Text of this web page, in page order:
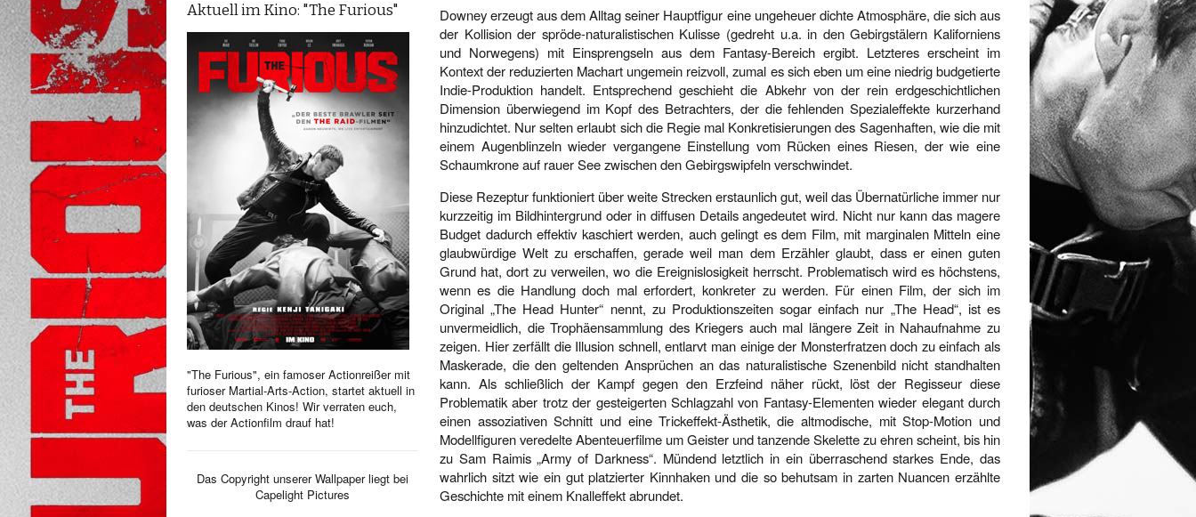
Aktuell im Kino: "The Furious"
"The Furious", ein famoser Actionreißer mit
furioser Martial-Arts-Action, startet aktuell in
den deutschen Kinos! Wir verraten euch,
was der Actionfilm drauf hat!
Das Copyright unserer Wallpaper liegt bei
Capelight Pictures
Downey erzeugt aus dem Alltag seiner Hauptfigur eine ungeheuer dichte Atmosphäre, die sich aus
der Kollision der spröde-naturalistischen Kulisse (gedreht u.a. in den Gebirgstälern Kaliforniens
und Norwegens) mit Einsprengseln aus dem Fantasy-Bereich ergibt. Letzteres erscheint im
Kontext der reduzierten Machart ungemein reizvoll, zumal es sich eben um eine niedrig budgetierte
Indie-Produktion handelt. Entsprechend geschieht die Abkehr von der rein erdgeschichtlichen
Dimension überwiegend im Kopf des Betrachters, der die fehlenden Spezialeffekte kurzerhand
hinzudichtet. Nur selten erlaubt sich die Regie mal Konkretisierungen des Sagenhaften, wie die mit
einem Augenblinzeln wieder vergangene Einstellung vom Rücken eines Riesen, der wie eine
Schaumkrone auf rauer See zwischen den Gebirgswipfeln verschwindet.
Diese Rezeptur funktioniert über weite Strecken erstaunlich gut, weil das Übernatürliche immer nur
kurzzeitig im Bildhintergrund oder in diffusen Details angedeutet wird. Nicht nur kann das magere
Budget dadurch effektiv kaschiert werden, auch gelingt es dem Film, mit marginalen Mitteln eine
glaubwürdige Welt zu erschaffen, gerade weil man dem Erzähler glaubt, dass er einen guten
Grund hat, dort zu verweilen, wo die Ereignislosigkeit herrscht. Problematisch wird es höchstens,
wenn es die Handlung doch mal erfordert, konkreter zu werden. Für einen Film, der sich im
Original „The Head Hunter“ nennt, zu Produktionszeiten sogar einfach nur „The Head“, ist es
unvermeidlich, die Trophäensammlung des Kriegers auch mal längere Zeit in Nahaufnahme zu
zeigen. Hier zerfällt die Illusion schnell, entlarvt man einige der Monsterfratzen doch zu einfach als
Maskerade, die den geltenden Ansprüchen an das naturalistische Szenenbild nicht standhalten
kann. Als schließlich der Kampf gegen den Erzfeind näher rückt, löst der Regisseur diese
Problematik aber trotz der gesteigerten Schlagzahl von Fantasy-Elementen wieder elegant durch
einen assoziativen Schnitt und eine Trickeffekt-Ästhetik, die altmodische, mit Stop-Motion und
Modellfiguren veredelte Abenteuerfilme um Geister und tanzende Skelette zu ehren scheint, bis hin
zu Sam Raimis „Army of Darkness“. Mündend letztlich in ein überraschend starkes Ende, das
wahrlich sitzt wie ein gut platzierter Kinnhaken und die so behutsam in zarten Nuancen erzählte
Geschichte mit einem Knalleffekt abrundet.